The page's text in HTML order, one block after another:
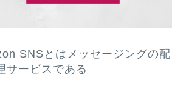
SNSとはメッセージングの配
サービスである